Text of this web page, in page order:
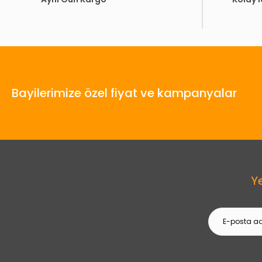
Bayilerimize özel fiyat ve kampanyalar